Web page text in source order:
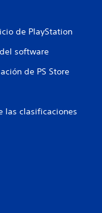
de PlayStation
software
de PS Store
las clasificaciones